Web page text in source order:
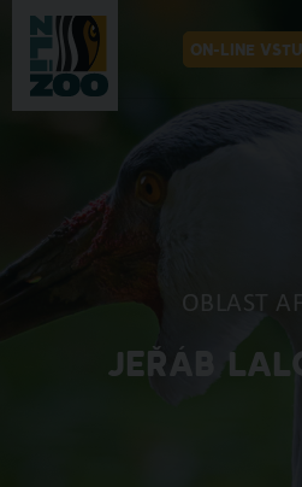
ON-LINE
OBLAST
JEŘÁB